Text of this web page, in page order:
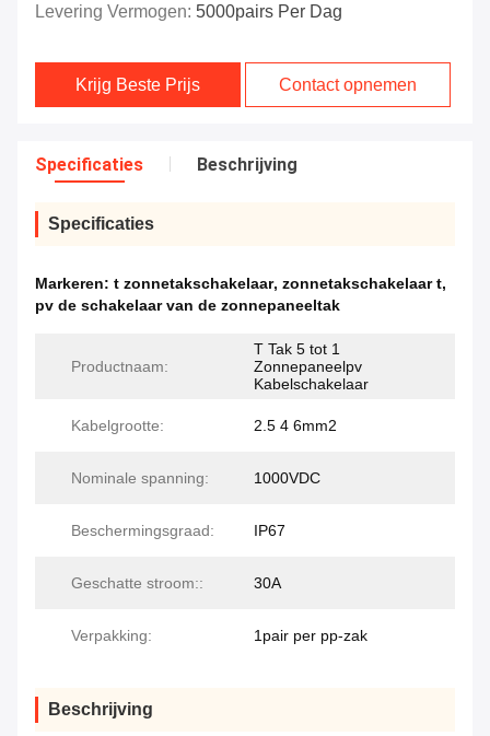
Levering Vermogen: 5000pairs Per Dag
Krijg Beste Prijs Contact opnemen
Specificaties Beschrijving
Specificaties
Markeren: t zonnetakschakelaar, zonnetakschakelaar t,
pv de schakelaar van de zonnepaneeltak
Productnaam:
T Tak 5 tot 1
Zonnepaneelpv
Kabelschakelaar
Kabelgrootte: 2.5 4 6mm2
Nominale spanning: 1000VDC
Beschermingsgraad: IP67
Geschatte stroom:: 30A
Verpakking: 1pair per pp-zak
Beschrijving